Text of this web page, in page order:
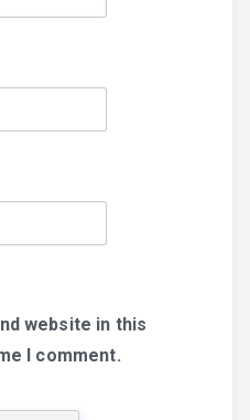
website in this
I comment.